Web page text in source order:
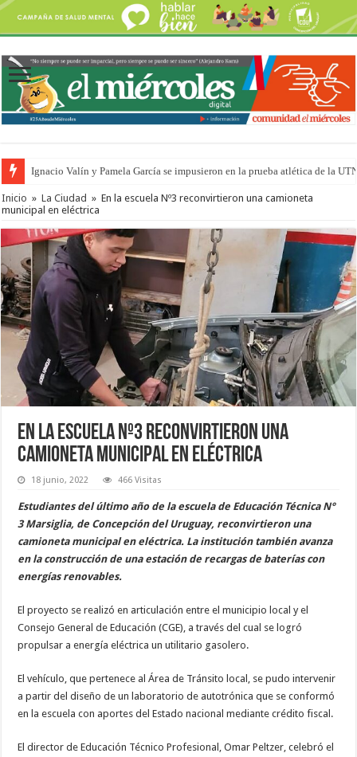
Ignacio Valín y Pamela García se impusieron en la prueba atlética de la
Inicio » La Ciudad » En la escuela Nº3 reconvirtieron una camioneta
municipal en eléctrica
En la escuela Nº3 reconvirtieron una
camioneta municipal en eléctrica
18 junio, 2022 466 Visitas
Estudiantes del último año de la escuela de Educación Técnica N°
3 Marsiglia, de Concepción del Uruguay, reconvirtieron una
camioneta municipal en eléctrica. La institución también avanza
en la construcción de una estación de recargas de baterías con
energías renovables.
El proyecto se realizó en articulación entre el municipio local y el
Consejo General de Educación (CGE), a través del cual se logró
propulsar a energía eléctrica un utilitario gasolero.
El vehículo, que pertenece al Área de Tránsito local, se pudo intervenir
a partir del diseño de un laboratorio de autotrónica que se conformó
en la escuela con aportes del Estado nacional mediante crédito fiscal.
El director de Educación Técnico Profesional, Omar Peltzer, celebró el